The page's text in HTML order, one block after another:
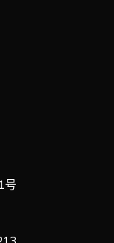
号